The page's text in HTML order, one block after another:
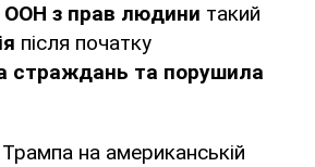
ООН з прав людини такий
після початку
страждань та порушила
Трампа на американській